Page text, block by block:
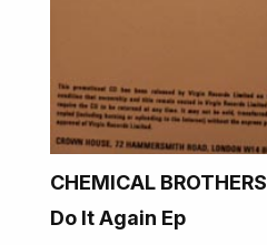
CHEMICAL BROTHERS
Do It Again Ep